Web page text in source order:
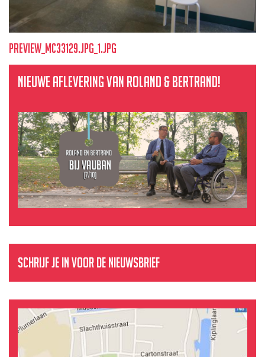
preview_mc33129.jpg_1.jpg
Nieuwe aflevering van Roland & Bertrand!
Schrijf je in voor de nieuwsbrief